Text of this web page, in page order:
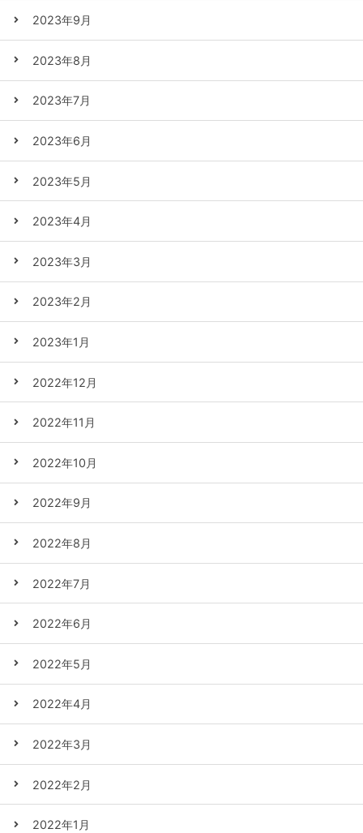
2023年9月
2023年8月
2023年7月
2023年6月
2023年5月
2023年4月
2023年3月
2023年2月
2023年1月
2022年12月
2022年11月
2022年10月
2022年9月
2022年8月
2022年7月
2022年6月
2022年5月
2022年4月
2022年3月
2022年2月
2022年1月